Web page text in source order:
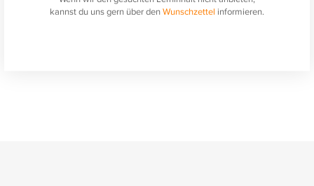
kannst du uns gern über denWunschzettel informieren.